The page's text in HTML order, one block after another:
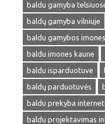
baldu gamyba
baldų gamyba vilniuje
baldu gamybos imones
baldu imones kaune
baldu isparduotuve
baldų parduotuvės
baldu prekyba
baldu projektavimas